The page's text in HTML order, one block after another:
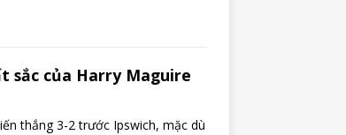
sắc của Harry Maguire
thắng 3-2 trước Ipswich, mặc dù